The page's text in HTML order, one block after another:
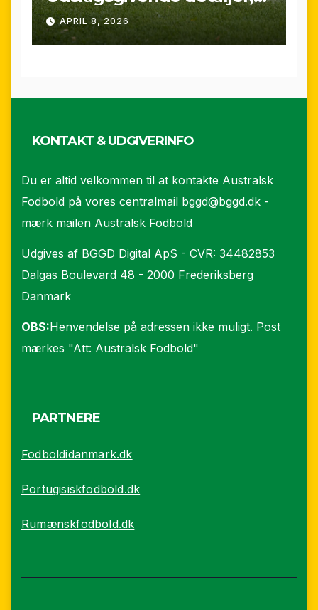
sene scoringer og VAR-
drama
APRIL 8, 2026
KONTAKT & UDGIVERINFO
Du er altid velkommen til at kontakte Australsk
Fodbold på vores centralmail bggd@bggd.dk -
mærk mailen Australsk Fodbold
Udgives af BGGD Digital ApS - CVR: 34482853
Dalgas Boulevard 48 - 2000 Frederiksberg
Danmark
OBS:Henvendelse på adressen ikke muligt. Post
mærkes "Att: Australsk Fodbold"
PARTNERE
Fodboldidanmark.dk
Portugisiskfodbold.dk
Rumænskfodbold.dk